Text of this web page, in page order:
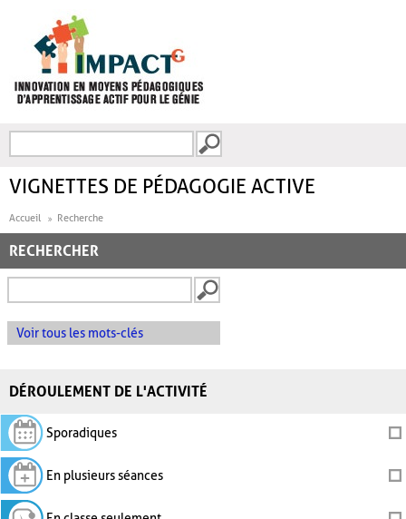
FORMULAIRE DE
VIGNETTES DE PÉDAGOGIE ACTIVE
Accueil Recherche
RECHERCHER
Voir tous les mots-clés
DÉROULEMENT DE L'ACTIVITÉ
Sporadiques
En plusieurs séances